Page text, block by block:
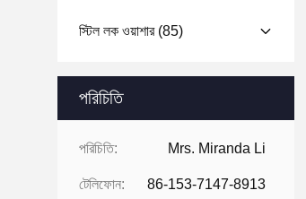
স্টিল লক ওয়াশার(85)
পরিচিতি
পরিচিতি: Mrs. Miranda Li
টেলিফোন: 86-153-7147-8913